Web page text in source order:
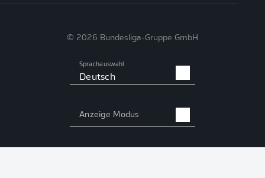
© 2026 Bundesliga-Gruppe GmbH
Sprachauswahl
Deutsch
Anzeige Modus